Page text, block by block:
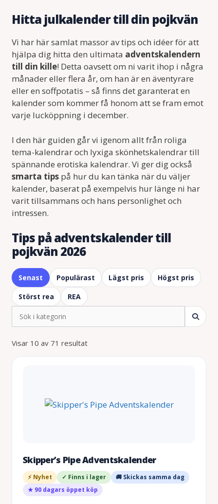
Hitta julkalender till din pojkvän
Vi har här samlat massor av tips och idéer för att
hjälpa dig hitta den ultimata adventskalendern
till din kille! Detta oavsett om ni varit ihop i några
månader eller flera år, om han är en äventyrare
eller en soffpotatis – så finns det garanterat en
kalender som kommer få honom att se fram emot
varje lucköppning i december.
I den här guiden går vi igenom allt från roliga
tema-kalendrar och lyxiga skönhetskalendrar till
spännande erotiska kalendrar. Vi ger dig också
smarta tips på hur du kan tänka när du väljer
kalender, baserat på exempelvis hur länge ni har
varit tillsammans och hans personlighet och
intressen.
Tips på adventskalender till
pojkvän 2026
Senast Populärast Lägst pris Högst pris
Störst rea REA
Visar 10 av 71 resultat
Skipper’s Pipe Adventskalender
⚡ Nyhet ✓ Finns i lager
🚚 Skickas samma dag
★ 90 dagars öppet köp